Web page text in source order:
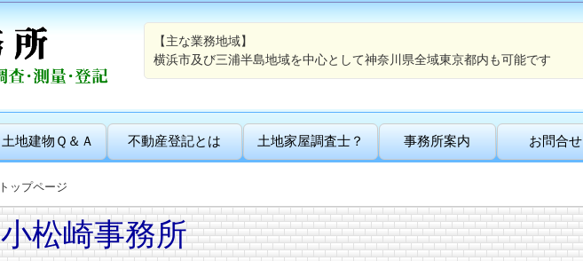
【主な業務地域】
横浜市及び三浦半島地域を中心として神奈川県全域東京都内も可能です
土地建物Ｑ＆Ａ 不動産登記とは 土地家屋調査士？ 事務所案内 お問合せ
トップページ
小松崎事務所